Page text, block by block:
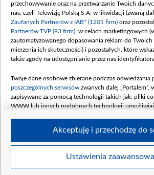
©2026 Telewizja Polska S. A. w
przechowywanie oraz na przetwarzanie Twoich
nas, czyli Telewizję Polską S.A. w likwidacji (zwaną
Zaufanych Partnerów z IAB* (1201 firm) oraz
Partnerów TVP (93 firm) , w celach marketingowych
zautomatyzowanego dopasowania reklam do Twoich
mierzenia ich skuteczności) i pozostałych, które
także zgody na udostępnianie przez nas
Twoje dane osobowe zbierane podczas odwiedzania
poszczególnych serwisów zwanych dalej „Portalem”,
zapisywane za pomocą technologii takich jak: pliki
WWW lub innych podobnych technologii
Twoje dane osobowe zbierane podczas odwiedzania
Ustawienia
Akceptuję i przechodzę do